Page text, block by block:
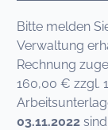
Bitte melden
Verwaltung
Rechnung
160,00 € zzgl.
03.11.2022